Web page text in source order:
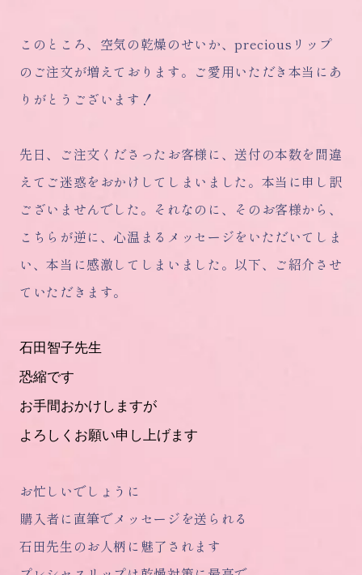
このところ、空気の乾燥のせいか、preciousリップ
のご注文が増えております。ご愛用いただき本当にあ
りがとうございます！
先日、ご注文くださったお客様に、送付の本数を間違
えてご迷惑をおかけしてしまいました。本当に申し訳
ございませんでした。それなのに、そのお客様から、
こちらが逆に、心温まるメッセージをいただいてしま
い、本当に感激してしまいました。以下、ご紹介させ
ていただきます。
石田智子先生
恐縮です
お手間おかけしますが
よろしくお願い申し上げます
お忙しいでしょうに
購入者に直筆でメッセージを送られる
石田先生のお人柄に魅了されます